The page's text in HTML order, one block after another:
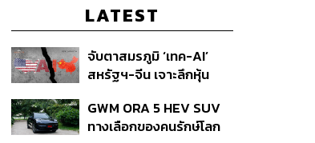
LATEST
จับตาสมรภูมิ ‘เทค-AI’
สหรัฐฯ-จีน เจาะลึกหุ้น
กลยุทธ์จัดพอร์ตสู้ศึก
Mega Trend 3-5 ปีข้าง
GWM ORA 5 HEV SUV
ทางเลือกของคนรักษ์โลก